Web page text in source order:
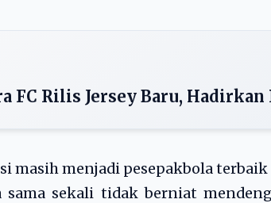
FC Rilis Jersey Baru,
masih menjadi pesepakbola
sama sekali tidak berniat